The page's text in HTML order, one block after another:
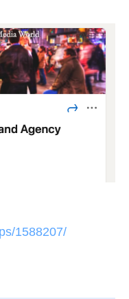
1588207/